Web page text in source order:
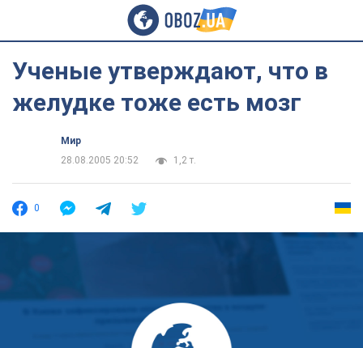
Ученые утверждают, что в
желудке тоже есть мозг
Мир
28.08.2005 20:52
1,2 т.
0